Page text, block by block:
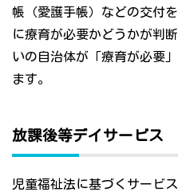
帳（愛護手帳）などの交付
に療育が必要かどうかが判
いの自治体が「療育が必要
ます。
放課後等デイサービス
児童福祉法に基づくサービス